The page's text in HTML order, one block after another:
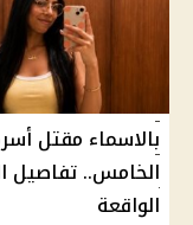
بالاسماء مقتل
الخامس.. تفاصيل
الواقعة